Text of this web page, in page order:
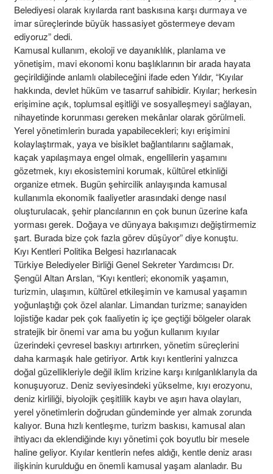
Belediyesi olarak kıyılarda rant baskısına karşı durmaya ve
imar süreçlerinde büyük hassasiyet göstermeye devam
ediyoruz” dedi.
Kamusal kullanım, ekoloji ve dayanıklılık, planlama ve
yönetişim, mavi ekonomi konu başlıklarının bir arada hayata
geçirildiğinde anlamlı olabileceğini ifade eden Yıldır, “Kıyılar
hakkında, devlet hüküm ve tasarruf sahibidir. Kıyılar; herkesin
erişimine açık, toplumsal eşitliği ve sosyalleşmeyi sağlayan,
nihayetinde korunması gereken mekânlar olarak görülmeli.
Yerel yönetimlerin burada yapabilecekleri; kıyı erişimini
kolaylaştırmak, yaya ve bisiklet bağlantılarını sağlamak,
kaçak yapılaşmaya engel olmak, engellilerin yaşamını
gözetmek, kıyı ekosistemini korumak, kültürel etkinliği
organize etmek. Bugün şehircilik anlayışında kamusal
kullanımla ekonomik faaliyetler arasındaki denge nasıl
oluşturulacak, şehir plancılarının en çok bunun üzerine kafa
yorması gerek. Doğaya ve dünyaya bakışımızı değiştirmemiz
şart. Burada bize çok fazla görev düşüyor” diye konuştu.
Kıyı Kentleri Politika Belgesi hazırlanacak
Türkiye Belediyeler Birliği Genel Sekreter Yardımcısı Dr.
Şengül Altan Arslan, “Kıyı kentleri; ekonomik yaşamın,
turizmin, ulaşımın, kültürel etkileşimin ve kamusal yaşamın
yoğunlaştığı çok özel alanlar. Limandan turizme; sanayiden
lojistiğe kadar pek çok faaliyetin iç içe geçtiği bölgeler olarak
stratejik bir önemi var ama bu yoğun kullanım kıyılar
üzerindeki çevresel baskıyı artırırken, yönetim süreçlerini
daha karmaşık hale getiriyor. Artık kıyı kentlerini yalnızca
doğal güzellikleriyle değil iklim krizine karşı kırılganlıklarıyla da
konuşuyoruz. Deniz seviyesindeki yükselme, kıyı erozyonu,
deniz kirliliği, biyolojik çeşitlilik kaybı ve aşırı hava olayları,
yerel yönetimlerin doğrudan gündeminde yer almak zorunda
kalıyor. Buna hızlı kentleşme, turizm baskısı, kamusal alan
ihtiyacı da eklendiğinde kıyı yönetimi çok boyutlu bir mesele
haline geliyor. Kıyılar kentlerin nefes aldığı, kentle deniz arası
ilişkinin kurulduğu en önemli kamusal yaşam alanladır. Bu